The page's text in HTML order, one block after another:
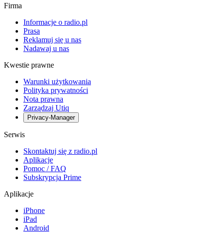
Firma
Informacje o radio.pl
Prasa
Reklamuj się u nas
Nadawaj u nas
Kwestie prawne
Warunki użytkowania
Polityka prywatności
Nota prawna
Zarządzaj Utiq
Privacy-Manager
Serwis
Skontaktuj się z radio.pl
Aplikacje
Pomoc / FAQ
Subskrypcja Prime
Aplikacje
iPhone
iPad
Android